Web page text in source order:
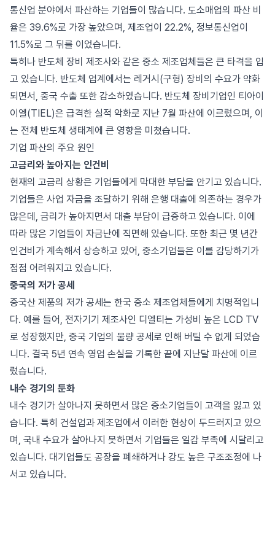
통신업 분야에서 파산하는 기업들이 많습니다. 도소매업의 파산 비
율은 39.6%로 가장 높았으며, 제조업이 22.2%, 정보통신업이
11.5%로 그 뒤를 이었습니다.
특히나 반도체 장비 제조사와 같은 중소 제조업체들은 큰 타격을 입
고 있습니다. 반도체 업계에서는 레거시(구형) 장비의 수요가 약화
되면서, 중국 수출 또한 감소하였습니다. 반도체 장비기업인 티아이
이엘(TIEL)은 급격한 실적 악화로 지난 7월 파산에 이르렀으며, 이
는 전체 반도체 생태계에 큰 영향을 미쳤습니다.
기업 파산의 주요 원인
고금리와 높아지는 인건비
현재의 고금리 상황은 기업들에게 막대한 부담을 안기고 있습니다.
기업들은 사업 자금을 조달하기 위해 은행 대출에 의존하는 경우가
많은데, 금리가 높아지면서 대출 부담이 급증하고 있습니다. 이에
따라 많은 기업들이 자금난에 직면해 있습니다. 또한 최근 몇 년간
인건비가 계속해서 상승하고 있어, 중소기업들은 이를 감당하기가
점점 어려워지고 있습니다.
중국의 저가 공세
중국산 제품의 저가 공세는 한국 중소 제조업체들에게 치명적입니
다. 예를 들어, 전자기기 제조사인 디엘티는 가성비 높은 LCD TV
로 성장했지만, 중국 기업의 물량 공세로 인해 버틸 수 없게 되었습
니다. 결국 5년 연속 영업 손실을 기록한 끝에 지난달 파산에 이르
렀습니다.
내수 경기의 둔화
내수 경기가 살아나지 못하면서 많은 중소기업들이 고객을 잃고 있
습니다. 특히 건설업과 제조업에서 이러한 현상이 두드러지고 있으
며, 국내 수요가 살아나지 못하면서 기업들은 일감 부족에 시달리고
있습니다. 대기업들도 공장을 폐쇄하거나 강도 높은 구조조정에 나
서고 있습니다.